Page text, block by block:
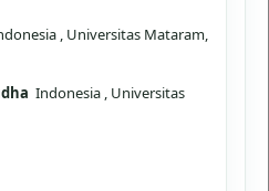
, Universitas Mataram,
Indonesia , Universitas